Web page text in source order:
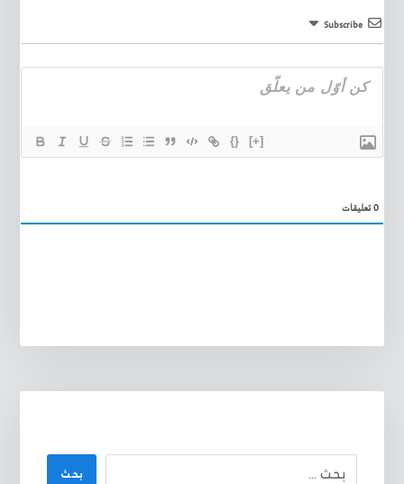
Subscribe
{} [+]
0تعليقات
بحث